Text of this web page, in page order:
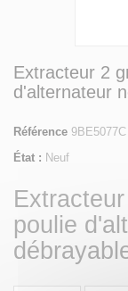
Extracteur 2
d'alternateur
Référence 9BE5077C
État : Neuf
poulie